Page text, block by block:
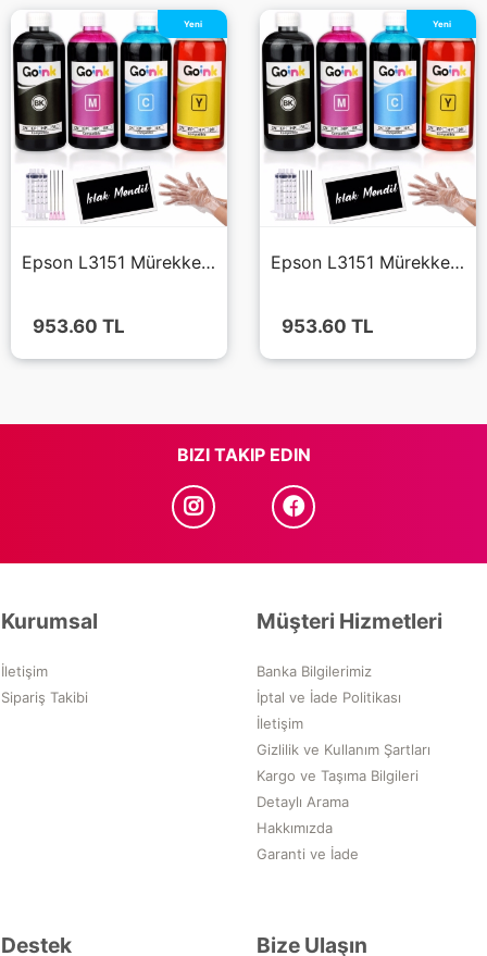
Epson L3151 Mürekkep 4x500 ml (Muadil)
Yeni
953.60 TL
Epson L3151 Mürekkep 4x500 ml (Muadil)
Yeni
953.60 TL
BIZI TAKIP EDIN
Kurumsal
İletişim
Sipariş Takibi
Müşteri Hizmetleri
Banka Bilgilerimiz
İptal ve İade Politikası
İletişim
Gizlilik ve Kullanım Şartları
Kargo ve Taşıma Bilgileri
Detaylı Arama
Hakkımızda
Garanti ve İade
Destek Bize Ulaşın